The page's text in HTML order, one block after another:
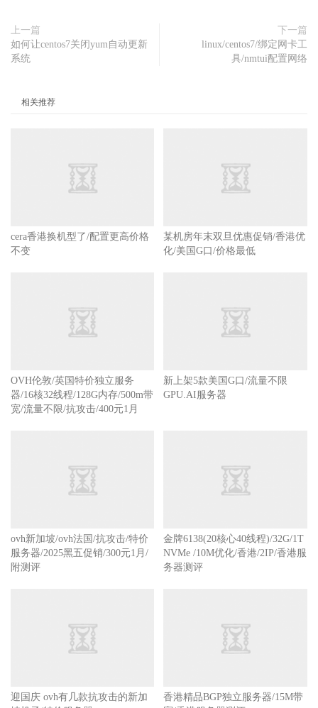
上一篇
如何让centos7关闭yum自动更新
系统
下一篇
linux/centos7/绑定网卡工
具/nmtui配置网络
相关推荐
cera香港换机型了/配置更高价格
不变
某机房年末双旦优惠促销/香港优
化/美国G口/价格最低
OVH伦敦/英国特价独立服务
器/16核32线程/128G内存/500m带
宽/流量不限/抗攻击/400元1月
新上架5款美国G口/流量不限
GPU.AI服务器
ovh新加坡/ovh法国/抗攻击/特价
服务器/2025黑五促销/300元1月/
附测评
金牌6138(20核心40线程)/32G/1T
NVMe /10M优化/香港/2IP/香港服
务器测评
迎国庆 ovh有几款抗攻击的新加
香港精品BGP独立服务器/15M带